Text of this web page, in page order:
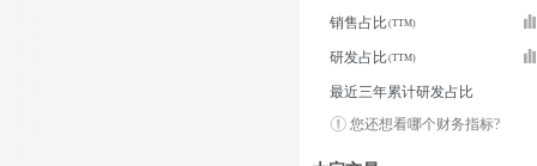
销售占比
研发占比
最近三年累计研发占比
您还想看哪个财务指标?